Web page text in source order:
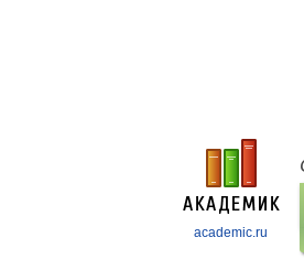
academic.ru